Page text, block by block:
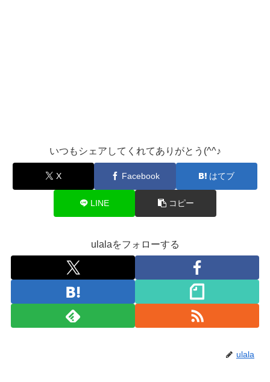
いつもシェアしてくれてありがとう(^^♪
X Facebook はてブ
LINE コピー
ulalaをフォローする
ulala